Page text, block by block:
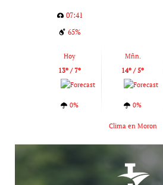
07:41
65%
Hoy
13º / 7º
0%
Mñn.
14º / 5º
0%
Clima en Moron